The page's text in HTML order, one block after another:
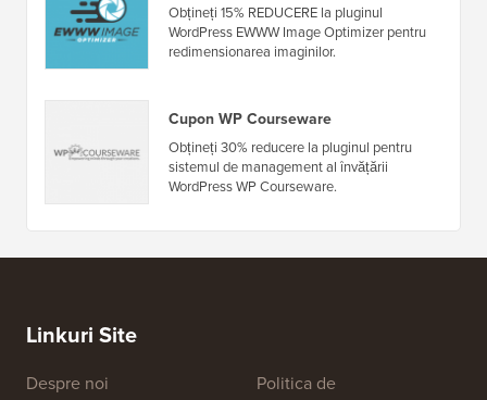
Obțineți 15% REDUCERE la pluginul
WordPress EWWW Image Optimizer pentru
redimensionarea imaginilor.
Cupon WP Courseware
Obțineți 30% reducere la pluginul pentru
sistemul de management al învățării
WordPress WP Courseware.
Linkuri Site
Despre noi
Politica de